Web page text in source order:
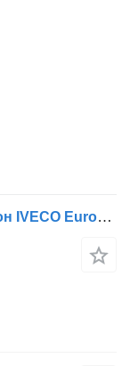
Пневматски вентил ac156b за камион IVECO EuroCargo 05.03 ->